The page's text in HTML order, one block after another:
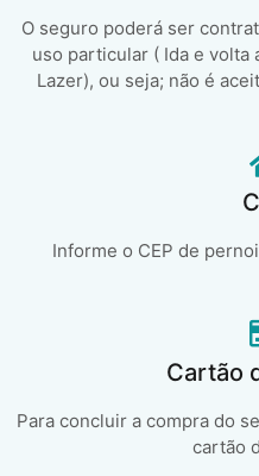
O seguro poderá ser
uso particular ( Ida e volta
Lazer), ou seja; não é
Informe o CEP de
Cartão
Para concluir a compra do
cartão